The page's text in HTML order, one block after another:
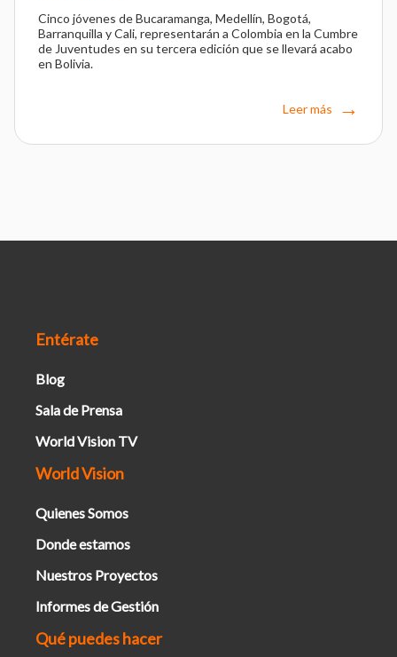
Cinco jóvenes de Bucaramanga, Medellín, Bogotá,
Barranquilla y Cali, representarán a Colombia en la Cumbre
de Juventudes en su tercera edición que se llevará acabo
en Bolivia.
Leer más
Entérate
Blog
Sala de Prensa
World Vision TV
World Vision
Quienes Somos
Donde estamos
Nuestros Proyectos
Informes de Gestión
Qué puedes hacer